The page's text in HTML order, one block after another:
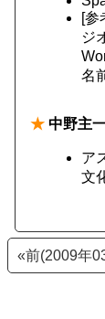
[参
ジ
名
★ 中野主
ア
文
«前(2009年